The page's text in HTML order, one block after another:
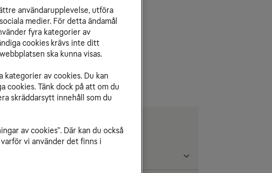
användarupplevelse, utföra
medier. För detta ändamål
fyra kategorier av
cookies krävs inte ditt
ska kunna visas.
kategorier av cookies. Du kan
cookies. Tänk dock på att om du
skräddarsytt innehåll som du
av cookies”. Där kan du också
vi använder det finns i